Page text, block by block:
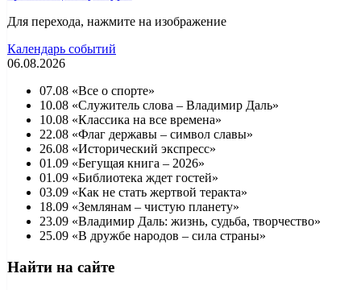
Для перехода, нажмите на изображение
Календарь событий
06.08.2026
07.08 «Все о спорте»
10.08 «Служитель слова – Владимир Даль»
10.08 «Классика на все времена»
22.08 «Флаг державы – символ славы»
26.08 «Исторический экспресс»
01.09 «Бегущая книга – 2026»
01.09 «Библиотека ждет гостей»
03.09 «Как не стать жертвой теракта»
18.09 «Землянам – чистую планету»
23.09 «Владимир Даль: жизнь, судьба, творчество»
25.09 «В дружбе народов – сила страны»
Найти на сайте